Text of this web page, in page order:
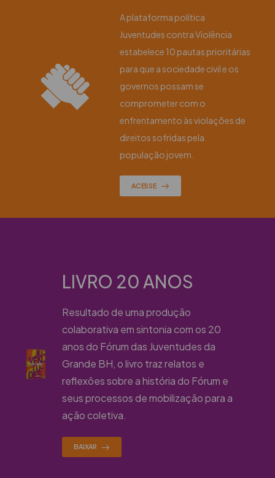
A plataforma política
Juventudes contra Violência
estabelece 10 pautas prioritárias
para que a sociedade civil e os
governos possam se
comprometer com o
enfrentamento às violações de
direitos sofridas pela
população jovem.
ACESSE
LIVRO 20 ANOS
Resultado de uma produção
colaborativa em sintonia com os 20
anos do Fórum das Juventudes da
Grande BH, o livro traz relatos e
reflexões sobre a história do Fórum e
seus processos de mobilização para a
ação coletiva.
BAIXAR